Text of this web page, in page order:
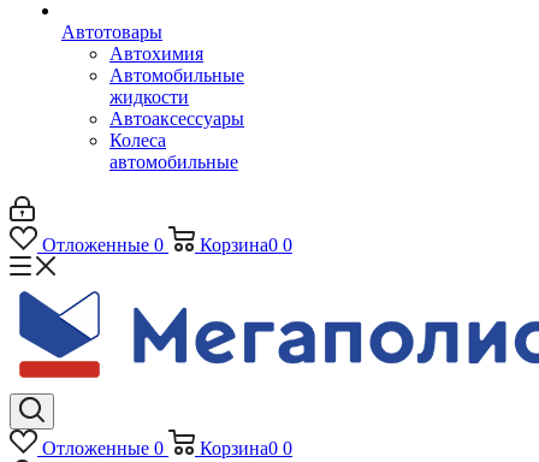
Автотовары
Автохимия
Автомобильные
жидкости
Автоаксессуары
Колеса
автомобильные
Отложенные 0 Корзина0 0
Отложенные 0 Корзина0 0